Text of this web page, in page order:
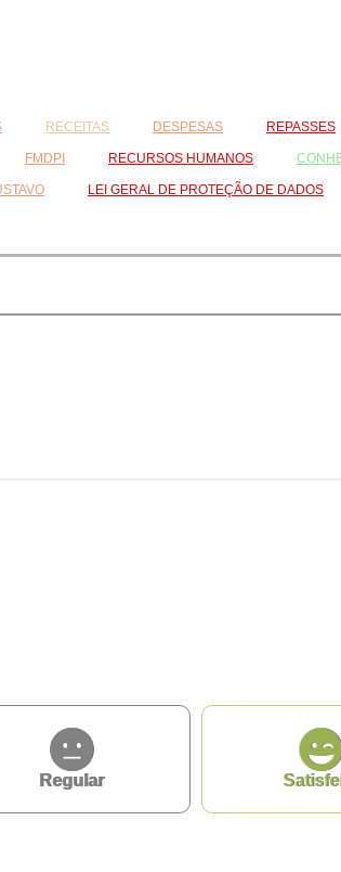
RECEITAS DESPESAS REPASSES
FMDPI RECURSOS HUMANOS
LEI GERAL DE PROTEÇÃO DE DADOS
Regular